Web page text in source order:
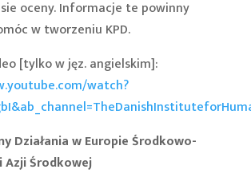
oceny. Informacje te powinny
w tworzeniu KPD.
[tylko w jęz. angielskim]:
watch?
Działania w Europie Środkowo-
Azji Środkowej